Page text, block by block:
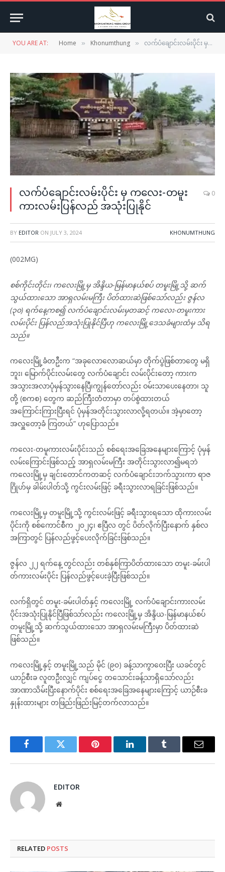
YOU ARE AT: Home » Khonumthung » လက်ပံချောင်းလမ်းပိုင်း မှ ကလေး-တမူးကားလမ်းပြန်လည် အသုံးပြုနိုင်
လက်ပံချောင်းလမ်းပိုင်း မှ ကလေး-တမူး
ကားလမ်းပြန်လည် အသုံးပြုနိုင်
0
BY EDITOR ON JULY 3, 2024 KHONUMTHUNG
(002MG)
စစ်ကိုင်းတိုင်း၊ ကလေးမြို့မှ အိန္ဒိယ-မြန်မာနယ်စပ် တမူးမြို့သို့ ဆက်
သွယ်ထားသော အာရှလမ်းမကြီး ပိတ်ထားဆဲဖြစ်သော်လည်း ဇွန်လ
(၃၀) ရက်နေ့ကစ၍ လက်ပံချောင်းလမ်းမှတဆင့် ကလေး-တမူးကား
လမ်းပိုင်း ပြန်လည်အသုံးပြုနိုင်ပြီဟု ကလေးမြို့ဒေသခံများထံမှ သိရ
သည်။
ကလေးမြို့ခံတဦးက “အခုလောလောဆယ်မှာ တိုက်ပွဲဖြစ်တာတွေ မရှိ
ဘူး၊ မြောက်ပိုင်းလမ်းတွေ လက်ပံချောင်း လမ်းပိုင်းတော့ ကားက
အသွားအလာပုံမှန်သွားနေပြီ၊ကျွန်တော်လည်း ဝမ်းသာပေးနေတာ၊ သူ
တို့ (စကစ) တွေက ဆည်ကြီးတံတာမှာ တပ်စွဲထားတယ်
အကြောင်းကြားပြီးရင် ပုံမှန်အတိုင်းသွားလာလို့ရတယ်။ အဲ့မှာတော့
အလှူတော့ခံ ကြတယ်” ဟုပြောသည်။
ကလေး-တမူကားလမ်းပိုင်းသည် စစ်ရေးအခြေအနေများကြောင့် ပုံမှန်
လမ်းကြောင်းဖြစ်သည့် အာရှလမ်းမကြီး အတိုင်းသွားလာ၍မရဘဲ
ကလေးမြို့မှ ချင်းတောင်ကတဆင့် လက်ပံချောင်းဘက်သွားကာ ရာဇ
ဂြိုဟ်မှ ခါမ်းပါတ်သို့ ကွင်းလမ်းဖြင့် ခရီးသွားလာရခြင်းဖြစ်သည်။
ကလေးမြို့မှ တမူးမြို့သို့ ကွင်းလမ်းဖြင့် ခရီးသွားရသော ထိုကားလမ်း
ပိုင်းကို စစ်ကောင်စီက ၂၀၂၄၊ ဧပြီလ တွင် ပိတ်လိုက်ပြီးနောက် နှစ်လ
အကြာတွင် ပြန်လည်ဖွင့်ပေးလိုက်ခြင်းဖြစ်သည်။
ဇွန်လ ၂၂ ရက်နေ့ တွင်လည်း တစ်နှစ်ကြာပိတ်ထားသော တမူး-ခမ်းပါ
တ်ကားလမ်းပိုင်း ပြန်လည်ဖွင့်ပေးခဲ့ပြီးဖြစ်သည်။
လက်ရှိတွင် တမူး-ခမ်းပါတ်နှင့် ကလေးမြို့ လက်ပံချောင်းကားလမ်း
ပိုင်းအသုံးပြုနိုင်ပြီဖြစ်သာ်လည်း ကလေးမြို့မှ အိန္ဒိယ-မြန်မာနယ်စပ်
တမူးမြို့သို့ ဆက်သွယ်ထားသော အာရှလမ်းမကြီးမှာ ပိတ်ထားဆဲ
ဖြစ်သည်။
ကလေးမြို့နှင့် တမူးမြို့သည် မိုင် (၉၀) ခန့်သာကွာဝေးပြီး ယခင်တွင်
ယာဉ်စီးခ လူတဦးလျှင် ကျပ်ငွေ တသောင်းခန့်သာရှိသော်လည်း
အာဏာသိမ်းပြီးနောက်ပိုင်း စစ်ရေးအခြေအနေများကြောင့် ယာဉ်စီးခ
နှုန်းထားများ တဖြည်းဖြည်းမြင့်တက်လာသည်။
FacebookTwitter Pinterest LinkedInTumblr Email
EDITOR
Website
RELATED POSTS